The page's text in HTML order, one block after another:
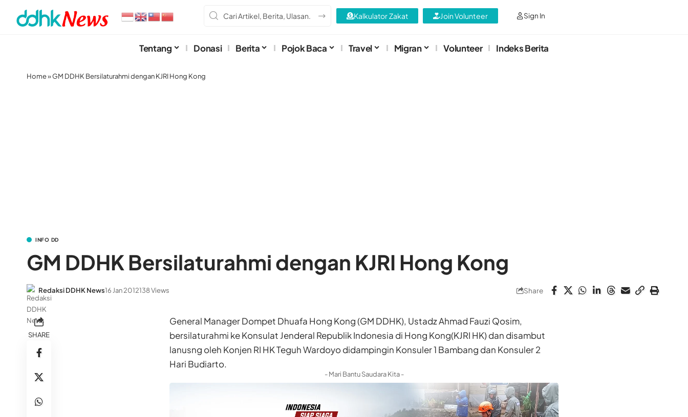
Sign In
Kalkulator Zakat Join Volunteer
Tentang Donasi Berita Pojok Baca Travel Migran Volunteer Indeks Berita
Home»GM DDHK Bersilaturahmi dengan KJRI Hong Kong
INFO DD
GM DDHK Bersilaturahmi dengan KJRI Hong Kong
Redaksi DDHK News16 Jan 2012138 Views Share
SHARE
General Manager Dompet Dhuafa Hong Kong (GM DDHK), Ustadz Ahmad Fauzi Qosim,
bersilaturahmi ke Konsulat Jenderal Republik Indonesia di Hong Kong(KJRI HK) dan disambut
lanusng oleh Konjen RI HK Teguh Wardoyo didampingin Konsuler 1 Bambang dan Konsuler 2
Hari Budiarto.
- Mari Bantu Saudara Kita -